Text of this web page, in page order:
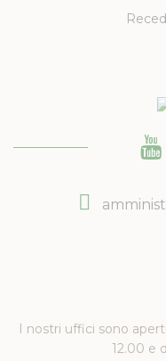
I nostri uffici sono
12.00 e